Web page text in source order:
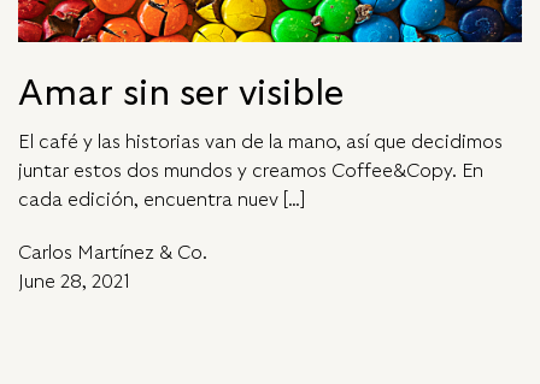
Amar sin ser visible
El café y las historias van de la mano, así que decidimos
juntar estos dos mundos y creamos Coffee&Copy. En
cada edición, encuentra nuev […]
Carlos Martínez & Co.
June 28, 2021